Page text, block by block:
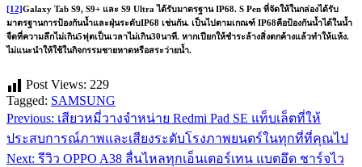
[12]Galaxy Tab S9, S9+ และ S9 Ultra ได้รับมาตรฐาน IP68. S Pen ที่จัดให้ในกล่องได้รับ
มาตรฐานการป้องกันน้ำและฝุ่นระดับIP68 เช่นกัน. เป็นไปตามเกณฑ์ IP68คือป้องกันน้ำได้ในน้ำ
จืดที่ความลึกไม่เกิน5ฟุตเป็นเวลาไม่เกิน30นาที. หากเปียกให้ชำระล้างสิ่งตกค้างแล้วทำให้แห้ง.
ไม่แนะนำให้ใช้ในกิจกรรมชายหาดหรือสระว่ายน้ำ.
Post Views: 229
Tagged: SAMSUNG
แนะแนว
เรื่อง
Previous: เสียวหมี่วางจำหน่าย Redmi Pad SE แท็บเล็ตที่ให้
ประสบการณ์ภาพและเสียงระดับโรงภาพยนตร์ในทุกที่ที่คุณไป
Next: รีวิว OPPO A38 ลื่นไหลทุกเอ็นเตอร์เทน แบตอึด ชาร์จไว